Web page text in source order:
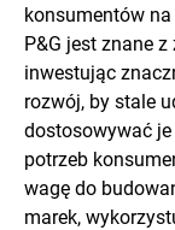
konsumentów na
P&G jest znane
inwestując
rozwój, by stale
dostosowywać
potrzeb
wagę do
marek,